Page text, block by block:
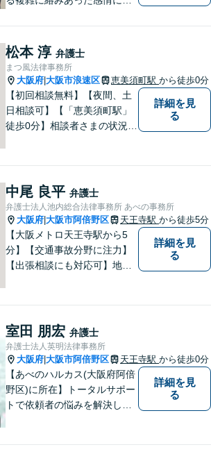
然の交通事故の保険会社との
やり取り、裁判などもサポー
トさせていただきます。【初
回相談30分無料】【子連れ面
談可】【休日・夜間面談可】
松本 淳 弁護士
まつ風法律事務所
大阪府 大阪市浪速区 恵美須町駅 から徒歩0分
【初回相談無料】【夜間、土
日相談可】【「恵美須町駅」
徒歩0分】相談者さまの状況や
ラブルに直面した際には、一
人で悩まずに相談してくださ
い。
詳細を見
る
中尾 良平 弁護士
弁護士法人池内総合法律事務所 あべの事務所
大阪府 大阪市阿倍野区 天王寺駅 から徒歩5分
【大阪メトロ天王寺駅から5
分】【交通事故分野に注力】
【出張相談にも対応可】地元
幅広い法律サービスを提供い
たします。お気軽にご相談く
ださい。
詳細を見
る
室田 朋宏 弁護士
弁護士法人英明法律事務所
大阪府 大阪市阿倍野区 天王寺駅 から徒歩0分
【あべのハルカス(大阪府阿倍
野区)に所在】トータルサポー
トで依頼者の悩みを解決しま
詳細を見
る